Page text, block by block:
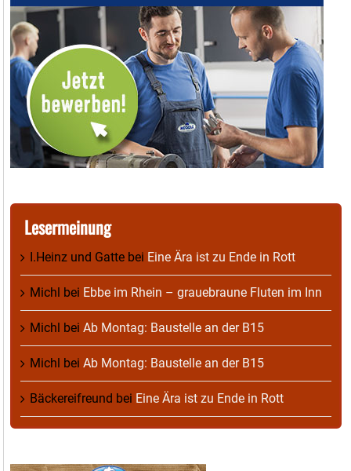
Lesermeinung
I.Heinz und Gatte bei Eine Ära ist zu Ende in Rott
Michl bei Ebbe im Rhein – grauebraune Fluten im Inn
Michl bei Ab Montag: Baustelle an der B15
Michl bei Ab Montag: Baustelle an der B15
Bäckereifreund bei Eine Ära ist zu Ende in Rott